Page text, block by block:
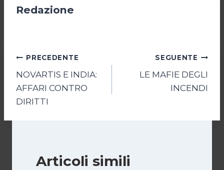
Redazione
Navigazione
articoli
PRECEDENTE
NOVARTIS E INDIA:
AFFARI CONTRO
DIRITTI
SEGUENTE
LE MAFIE DEGLI
INCENDI
Articoli simili